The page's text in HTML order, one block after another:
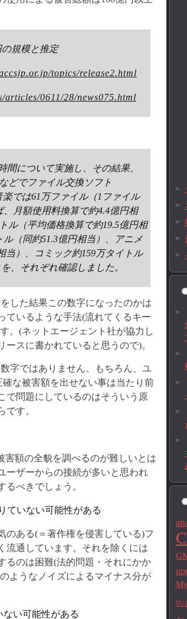
の規模と推定
topics/release2.html
0611/28/news075.html
間について実施し、その結果、
どでファイル交換ソフト
楽では61万ファイル（1ファイル
、月額使用料換算で約4.4億円相
ル（平均価格換算で約19.5億円相
（同約51.3億円相当）、アニメ
当）、コミック約159万タイトル
、それぞれ確認しました。
した結果この数字になったのかは
ているような手法(流れてくるキー
。(ネットエージェント社が協力し
スに書かれていると思うので)。
字ではありません。もちろん、ユ
な被害額を出せない事は当たり前
で問題にしているのはそういう原
す。
額の全貌を調べるのが難しいとは
ーザーからの接続が多いと思われ
べきでしょう。
ていない可能性がある
のある(＝著作権を侵害している)フ
流通しています。それを除くには
るのは困難(法的問題・それにかか
ようなノイズによるマイナス分が
い可能性がある